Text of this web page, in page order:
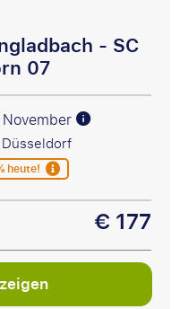
- SC
07
heute!
€ 177